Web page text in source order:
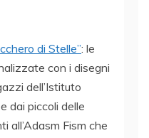
di Stelle”: le
con i disegni
dell’Istituto
dai piccoli delle
all’Adasm Fism che